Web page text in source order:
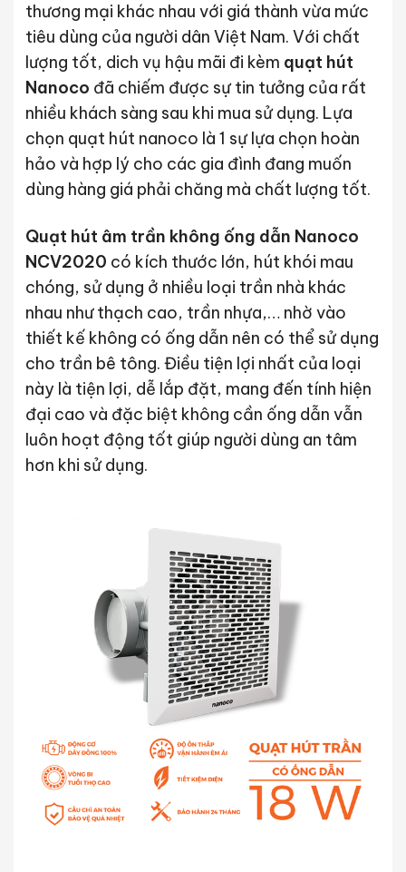
thương mại khác nhau với giá thành vừa mức
tiêu dùng của người dân Việt Nam. Với chất
lượng tốt, dich vụ hậu mãi đi kèm quạt hút
Nanoco đã chiếm được sự tin tưởng của rất
nhiều khách sàng sau khi mua sử dụng. Lựa
chọn quạt hút nanoco là 1 sự lựa chọn hoàn
hảo và hợp lý cho các gia đình đang muốn
dùng hàng giá phải chăng mà chất lượng tốt.
Quạt hút âm trần không ống dẫn Nanoco
NCV2020 có kích thước lớn, hút khói mau
chóng, sử dụng ở nhiều loại trần nhà khác
nhau như thạch cao, trần nhựa,… nhờ vào
thiết kế không có ống dẫn nên có thể sử dụng
cho trần bê tông. Điều tiện lợi nhất của loại
này là tiện lợi, dễ lắp đặt, mang đến tính hiện
đại cao và đặc biệt không cần ống dẫn vẫn
luôn hoạt động tốt giúp người dùng an tâm
hơn khi sử dụng.